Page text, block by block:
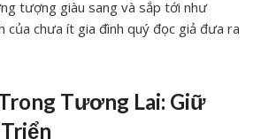
tượng giàu sang và sắp tới như
của chưa ít gia đình quý đọc giả đưa ra
Tương Lai: Giữ